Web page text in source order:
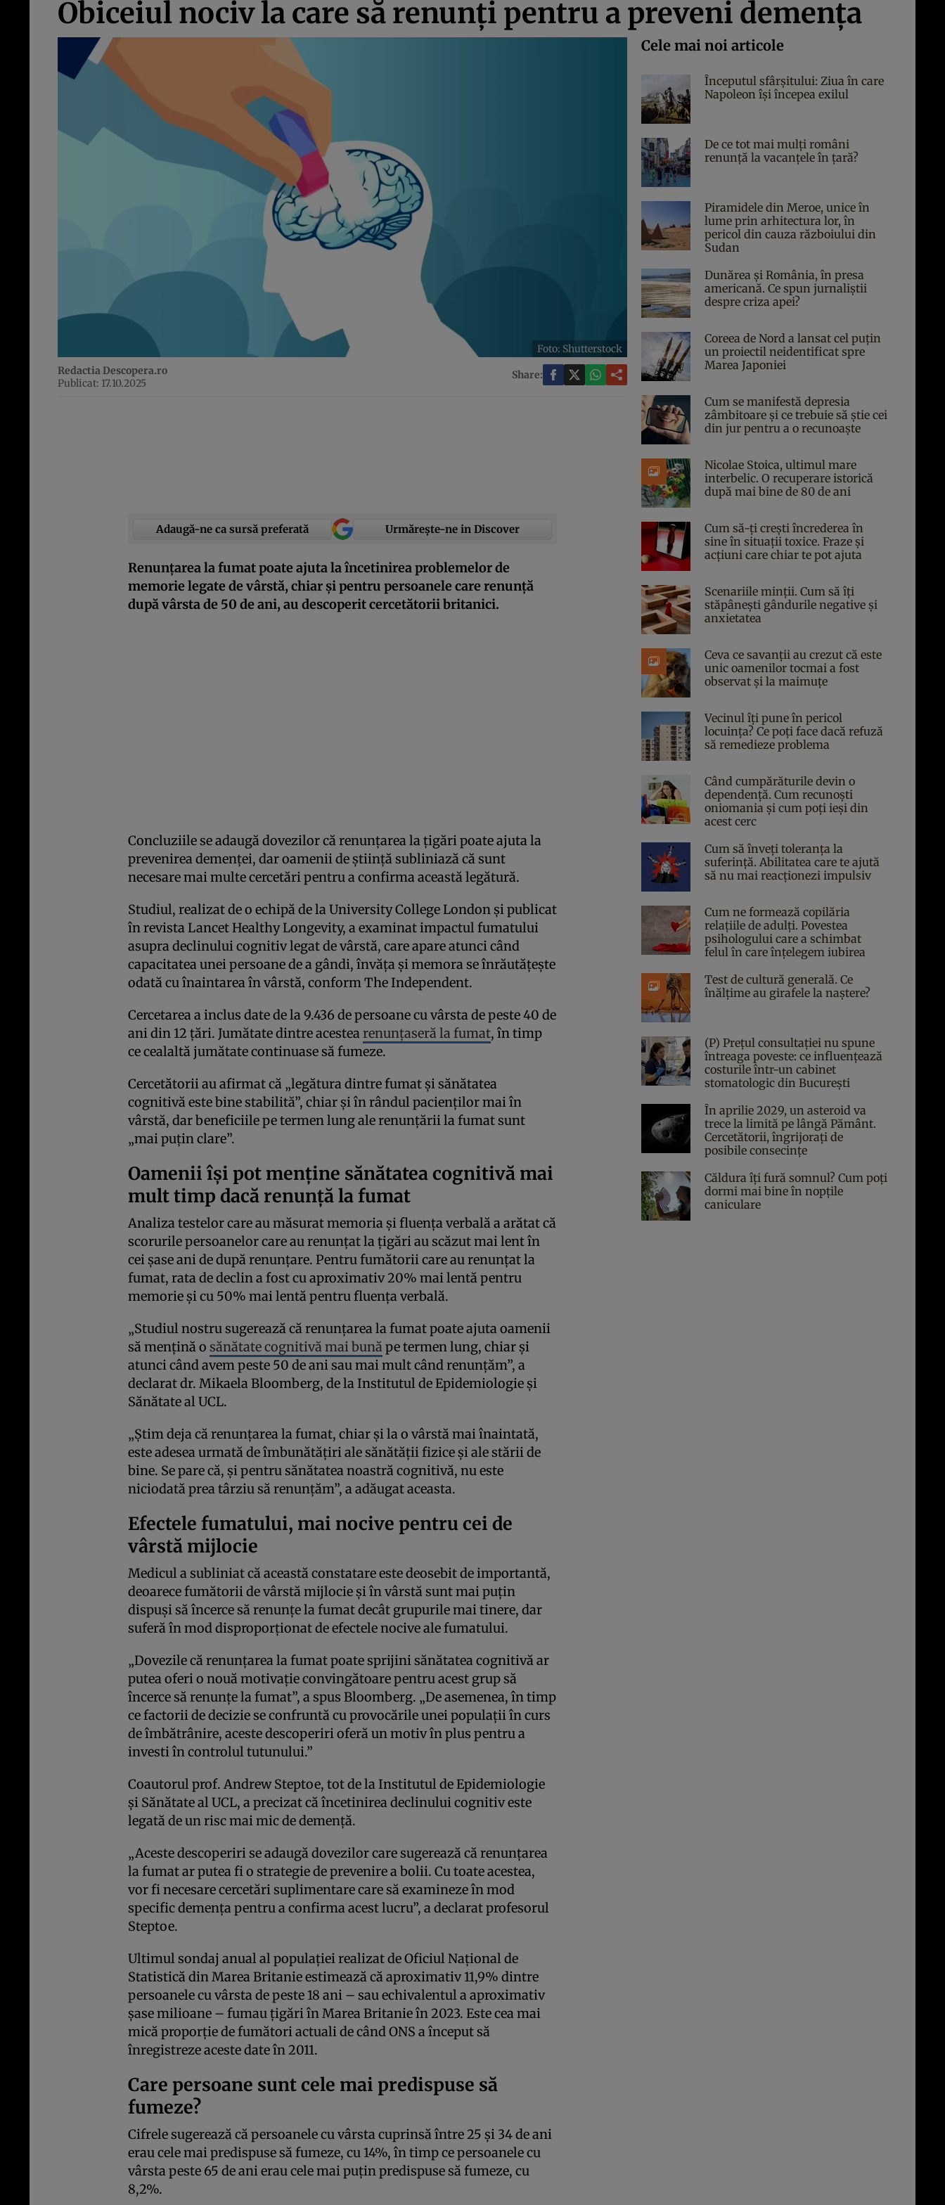
Obiceiul nociv la care să renunți pentru a preveni demența
Foto: Shutterstock
Redactia Descopera.ro
Publicat: 17.10.2025
Share:
Adaugă-ne ca sursă preferată Urmărește-ne in Discover
Renunțarea la fumat poate ajuta la încetinirea problemelor de
memorie legate de vârstă, chiar și pentru persoanele care renunță
după vârsta de 50 de ani, au descoperit cercetătorii britanici.
Concluziile se adaugă dovezilor că renunțarea la țigări poate ajuta la
prevenirea demenței, dar oamenii de știință subliniază că sunt
necesare mai multe cercetări pentru a confirma această legătură.
Studiul, realizat de o echipă de la University College London și publicat
în revista Lancet Healthy Longevity, a examinat impactul fumatului
asupra declinului cognitiv legat de vârstă, care apare atunci când
capacitatea unei persoane de a gândi, învăța și memora se înrăutățește
odată cu înaintarea în vârstă, conform The Independent.
Cercetarea a inclus date de la 9.436 de persoane cu vârsta de peste 40 de
ani din 12 țări. Jumătate dintre acestearenunțaseră la fumat, în timp
ce cealaltă jumătate continuase să fumeze.
Cercetătorii au afirmat că „legătura dintre fumat și sănătatea
cognitivă este bine stabilită”, chiar și în rândul pacienților mai în
vârstă, dar beneficiile pe termen lung ale renunțării la fumat sunt
„mai puțin clare”.
Oamenii își pot menține sănătatea cognitivă mai
mult timp dacă renunță la fumat
Analiza testelor care au măsurat memoria și fluența verbală a arătat că
scorurile persoanelor care au renunțat la țigări au scăzut mai lent în
cei șase ani de după renunțare. Pentru fumătorii care au renunțat la
fumat, rata de declin a fost cu aproximativ 20% mai lentă pentru
memorie și cu 50% mai lentă pentru fluența verbală.
„Studiul nostru sugerează că renunțarea la fumat poate ajuta oamenii
să mențină o sănătate cognitivă mai bună pe termen lung, chiar și
atunci când avem peste 50 de ani sau mai mult când renunțăm”, a
declarat dr. Mikaela Bloomberg, de la Institutul de Epidemiologie și
Sănătate al UCL.
„Știm deja că renunțarea la fumat, chiar și la o vârstă mai înaintată,
este adesea urmată de îmbunătățiri ale sănătății fizice și ale stării de
bine. Se pare că, și pentru sănătatea noastră cognitivă, nu este
niciodată prea târziu să renunțăm”, a adăugat aceasta.
Efectele fumatului, mai nocive pentru cei de
vârstă mijlocie
Medicul a subliniat că această constatare este deosebit de importantă,
deoarece fumătorii de vârstă mijlocie și în vârstă sunt mai puțin
dispuși să încerce să renunțe la fumat decât grupurile mai tinere, dar
suferă în mod disproporționat de efectele nocive ale fumatului.
„Dovezile că renunțarea la fumat poate sprijini sănătatea cognitivă ar
putea oferi o nouă motivație convingătoare pentru acest grup să
încerce să renunțe la fumat”, a spus Bloomberg. „De asemenea, în timp
ce factorii de decizie se confruntă cu provocările unei populații în curs
de îmbătrânire, aceste descoperiri oferă un motiv în plus pentru a
investi în controlul tutunului.”
Coautorul prof. Andrew Steptoe, tot de la Institutul de Epidemiologie
și Sănătate al UCL, a precizat că încetinirea declinului cognitiv este
legată de un risc mai mic de demență.
„Aceste descoperiri se adaugă dovezilor care sugerează că renunțarea
la fumat ar putea fi o strategie de prevenire a bolii. Cu toate acestea,
vor fi necesare cercetări suplimentare care să examineze în mod
specific demența pentru a confirma acest lucru”, a declarat profesorul
Steptoe.
Ultimul sondaj anual al populației realizat de Oficiul Național de
Statistică din Marea Britanie estimează că aproximativ 11,9% dintre
persoanele cu vârsta de peste 18 ani – sau echivalentul a aproximativ
șase milioane – fumau țigări în Marea Britanie în 2023. Este cea mai
mică proporție de fumători actuali de când ONS a început să
înregistreze aceste date în 2011.
Care persoane sunt cele mai predispuse să
fumeze?
Cifrele sugerează că persoanele cu vârsta cuprinsă între 25 și 34 de ani
erau cele mai predispuse să fumeze, cu 14%, în timp ce persoanele cu
vârsta peste 65 de ani erau cele mai puțin predispuse să fumeze, cu
8,2%.
Cele mai noi articole
Începutul sfârşitului: Ziua în care
Napoleon îşi începea exilul
De ce tot mai mulți români
renunță la vacanțele în țară?
Piramidele din Meroe, unice în
lume prin arhitectura lor, în
pericol din cauza războiului din
Sudan
Dunărea și România, în presa
americană. Ce spun jurnaliștii
despre criza apei?
Coreea de Nord a lansat cel puțin
un proiectil neidentificat spre
Marea Japoniei
Cum se manifestă depresia
zâmbitoare și ce trebuie să știe cei
din jur pentru a o recunoaște
Nicolae Stoica, ultimul mare
interbelic. O recuperare istorică
după mai bine de 80 de ani
Cum să-ți crești încrederea în
sine în situații toxice. Fraze și
acțiuni care chiar te pot ajuta
Scenariile minții. Cum să îți
stăpânești gândurile negative și
anxietatea
Ceva ce savanții au crezut că este
unic oamenilor tocmai a fost
observat și la maimuțe
Vecinul îți pune în pericol
locuința? Ce poți face dacă refuză
să remedieze problema
Când cumpărăturile devin o
dependență. Cum recunoști
oniomania și cum poți ieși din
acest cerc
Cum să înveți toleranța la
suferință. Abilitatea care te ajută
să nu mai reacționezi impulsiv
Cum ne formează copilăria
relațiile de adulți. Povestea
psihologului care a schimbat
felul în care înțelegem iubirea
Test de cultură generală. Ce
înălțime au girafele la naștere?
(P) Prețul consultației nu spune
întreaga poveste: ce influențează
costurile într-un cabinet
stomatologic din București
În aprilie 2029, un asteroid va
trece la limită pe lângă Pământ.
Cercetătorii, îngrijorați de
posibile consecințe
Căldura îți fură somnul? Cum poți
dormi mai bine în nopțile
caniculare